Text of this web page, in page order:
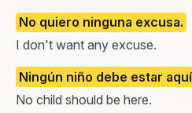
No quiero ninguna excusa.
I don't want any excuse.
Ningún niño debe estar
No child should be here.